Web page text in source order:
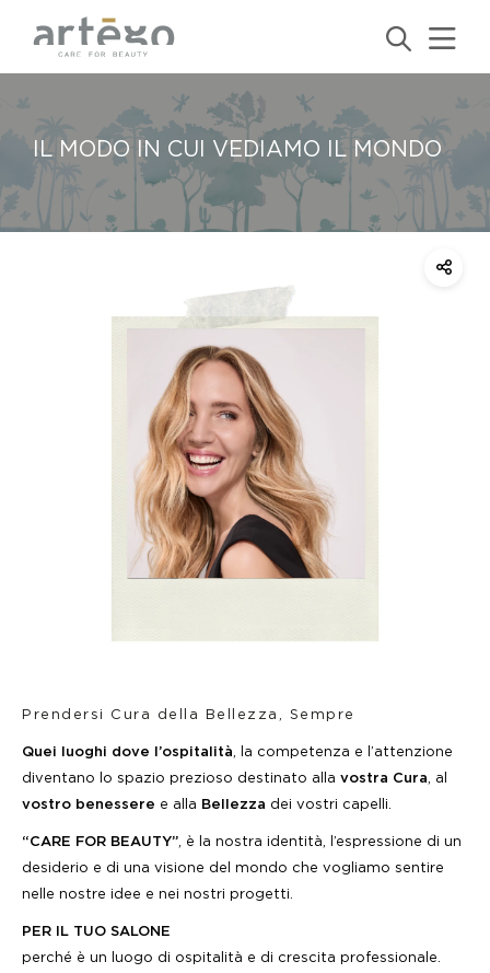
IL MODO IN CUI VEDIAMO IL MONDO
Prendersi Cura della Bellezza, Sempre
Quei luoghi dove l’ospitalità, la competenza e l’attenzione
diventano lo spazio prezioso destinato alla vostra Cura, al
vostro benessere e alla Bellezza dei vostri capelli.
“CARE FOR BEAUTY”, è la nostra identità, l’espressione di un
desiderio e di una visione del mondo che vogliamo sentire
nelle nostre idee e nei nostri progetti.
PER IL TUO SALONE
perché è un luogo di ospitalità e di crescita professionale.